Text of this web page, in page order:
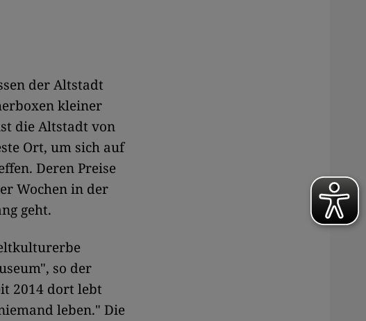
der Altstadt
kleiner
die Altstadt von
Ort, um sich auf
Deren Preise
Wochen in der
geht.
so der
2014 dort lebt
leben." Die